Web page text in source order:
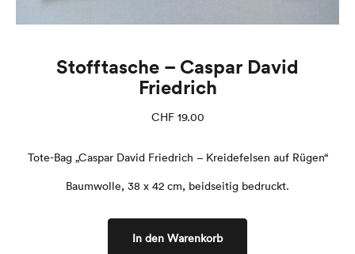
Stofftasche – Caspar David
Friedrich
CHF19.00
Tote-Bag „Caspar David Friedrich – Kreidefelsen auf Rügen“
Baumwolle, 38 x 42 cm, beidseitig bedruckt.
In den Warenkorb